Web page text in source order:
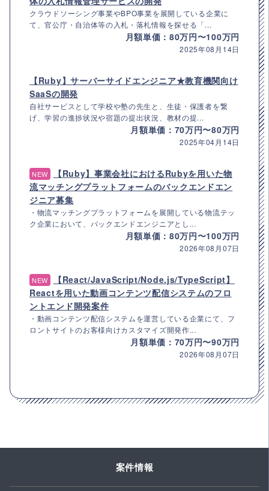
クラウドソーシング事業やBPO事業を展開している企業に
て、官公庁・自治体等の入札・落札情報を探せる「...
月額単価：80万円〜100万円
2025年08月14日
【Ruby】サーバーサイドエンジニア★教育機関向け
SaaSの開発
自社サービスとして学校や塾の先生と、生徒・保護者を繋
げ、学習の進捗状況や宿題の提出状況、教材の提...
月額単価：70万円〜80万円
2025年04月14日
NEW
【Ruby】事業会社におけるRubyを用いた物
流マッチングプラットフォームのバックエンドエン
ジニア募集
・物流マッチングプラットフォームを展開している物流テッ
ク企業において、バックエンドエンジニアとし...
月額単価：80万円〜100万円
2026年08月07日
NEW
【React/JavaScript/Node.js/TypeScript】
Reactを用いた動画コンテンツ配信システムのフロ
ントエンド開発案件
・動画コンテンツ配信システムを運営している企業にて、フ
ロントサイトのお客様向けカスタマイズ開発作...
月額単価：70万円〜90万円
2026年08月07日
案件情報